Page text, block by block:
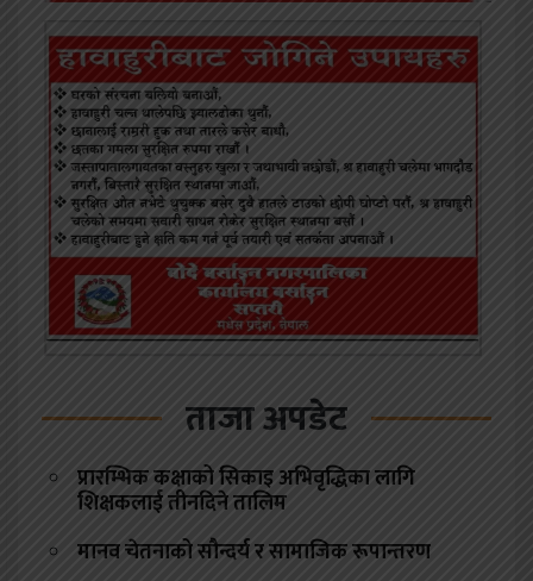
ताजा अपडेट
प्रारम्भिक कक्षाको सिकाइ अभिवृद्धिका लागि
शिक्षकलाई तीनदिने तालिम
मानव चेतनाको सौन्दर्य र सामाजिक रूपान्तरण